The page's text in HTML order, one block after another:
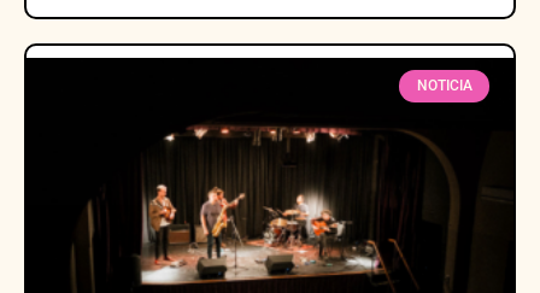
NOTICIA